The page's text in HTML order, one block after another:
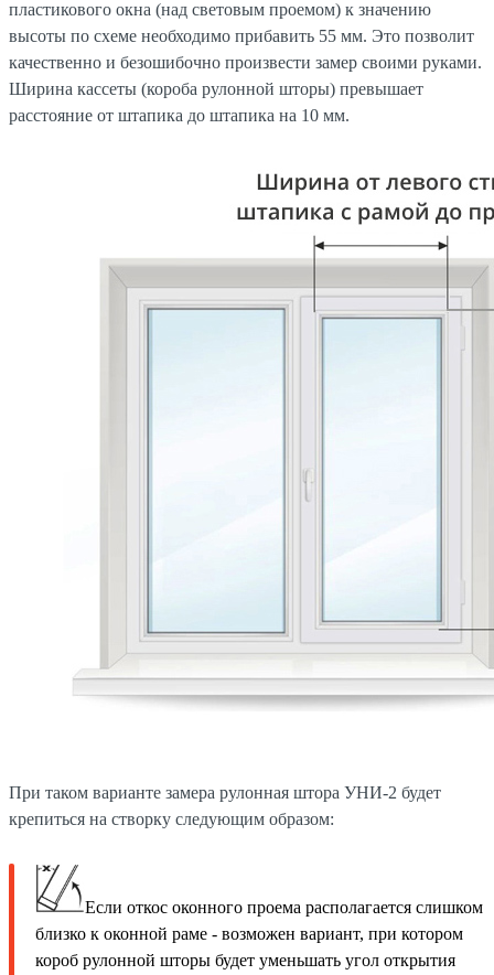
пластикового окна (над световым проемом) к значению
высоты по схеме необходимо прибавить 55 мм. Это позволит
качественно и безошибочно произвести замер своими руками.
Ширина кассеты (короба рулонной шторы) превышает
расстояние от штапика до штапика на 10 мм.
При таком варианте замера рулонная штора УНИ-2 будет
крепиться на створку следующим образом:
Если откос оконного проема располагается слишком
близко к оконной раме - возможен вариант, при котором
короб рулонной шторы будет уменьшать угол открытия